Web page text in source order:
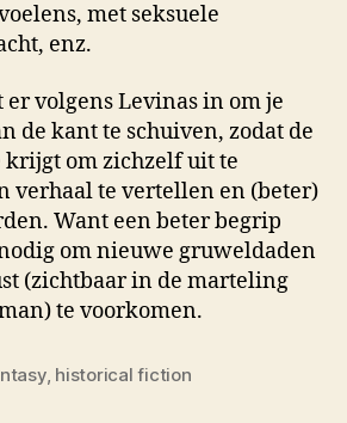
met seksuele
enz.
er volgens Levinas in om je
de kant te schuiven, zodat de
om zichzelf uit te
verhaal te vertellen en (beter)
Want een beter begrip
om nieuwe gruweldaden
(zichtbaar in de marteling
te voorkomen.
, historical fiction